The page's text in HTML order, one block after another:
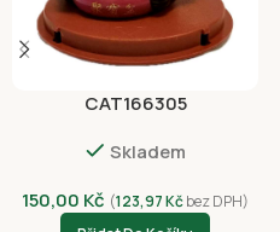
CAT166305
Skladem
150,00 Kč (123,97Kčbez DPH)